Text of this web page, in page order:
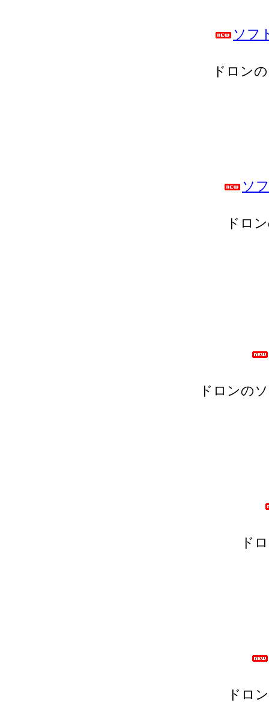
ソフ
ドロン
ソ
ドロ
ドロンの
ド
ドロ